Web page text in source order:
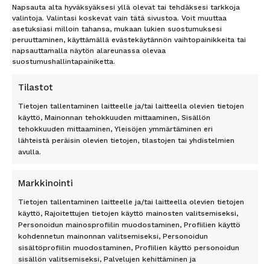
Napsauta alta hyväksyäksesi yllä olevat tai tehdäksesi tarkkoja
valintoja. Valintasi koskevat vain tätä sivustoa. Voit muuttaa
asetuksiasi milloin tahansa, mukaan lukien suostumuksesi
peruuttaminen, käyttämällä evästekäytännön vaihtopainikkeita tai
napsauttamalla näytön alareunassa olevaa
suostumushallintapainiketta.
Tilastot
Tietojen tallentaminen laitteelle ja/tai laitteella olevien tietojen
käyttö, Mainonnan tehokkuuden mittaaminen, Sisällön
tehokkuuden mittaaminen, Yleisöjen ymmärtäminen eri
lähteistä peräisin olevien tietojen, tilastojen tai yhdistelmien
avulla.
Markkinointi
Tietojen tallentaminen laitteelle ja/tai laitteella olevien tietojen
käyttö, Rajoitettujen tietojen käyttö mainosten valitsemiseksi,
Personoidun mainosprofiilin muodostaminen, Profiilien käyttö
kohdennetun mainonnan valitsemiseksi, Personoidun
sisältöprofiilin muodostaminen, Profiilien käyttö personoidun
sisällön valitsemiseksi, Palvelujen kehittäminen ja
Lentokenttäpysäköinti
Lounge-palvelut
Lahjakortti
Matkarahoitus
Maksutavat
Tietosuojailmoitus
Rekisteriseloste
Evästeet
Vastuurajoitus
TOP 11 RANTA
Antalyan rannikko, Alanya,
Antalya, Side, Kemer, Belek
Costa del Sol
Gran Canaria
Kreeta
Kypros
Mallorca
Phuket
Rodos
TOP 7 KAUPUNKI
Amsterdam
Berliini
Rooma
TILAA UUTISKIRJE